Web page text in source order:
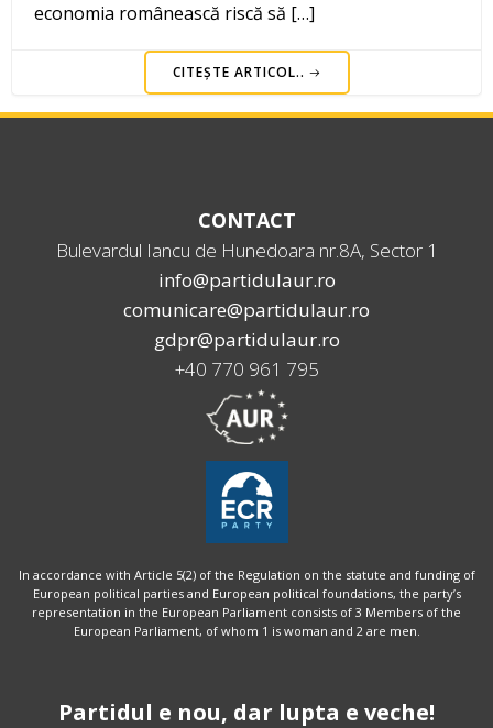
economia românească riscă să […]
CITEȘTE ARTICOL..
CONTACT
Bulevardul Iancu de Hunedoara nr.8A, Sector 1
info@partidulaur.ro
comunicare@partidulaur.ro
gdpr@partidulaur.ro
+40 770 961 795
In accordance with Article 5(2) of the Regulation on the statute and funding of
European political parties and European political foundations, the party’s
representation in the European Parliament consists of 3 Members of the
European Parliament, of whom 1 is woman and 2 are men.
Partidul e nou, dar lupta e veche!